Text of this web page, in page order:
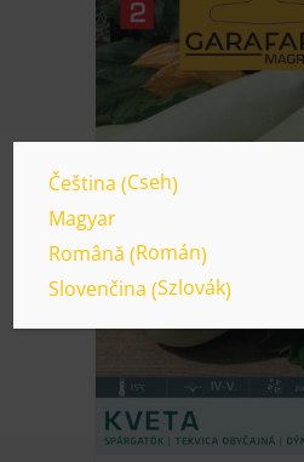
Čeština (Cseh)
Magyar
Română (Román)
Slovenčina (Szlovák)